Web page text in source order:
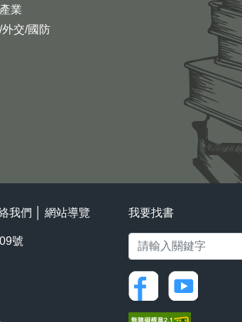
業
交/國防
我們 網站導覽
號
我要找書